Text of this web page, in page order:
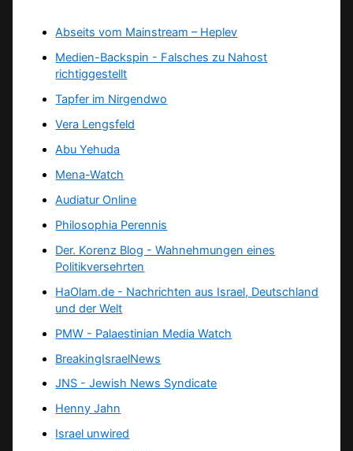
Abseits vom Mainstream – Heplev
Medien-Backspin - Falsches zu Nahost
richtiggestellt
Tapfer im Nirgendwo
Vera Lengsfeld
Abu Yehuda
Mena-Watch
Audiatur Online
Philosophia Perennis
Der. Korenz Blog - Wahnehmungen eines
Politikversehrten
HaOlam.de - Nachrichten aus Israel, Deutschland
und der Welt
PMW - Palaestinian Media Watch
BreakingIsraelNews
JNS - Jewish News Syndicate
Henny Jahn
Israel unwired